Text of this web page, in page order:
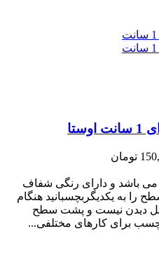
تومان
باشد و دارای رنگی شفاف
را به یکدیگربچسبانید هنگام
دیدن نیست و پشت سطح
برای کارهای مختلفی...